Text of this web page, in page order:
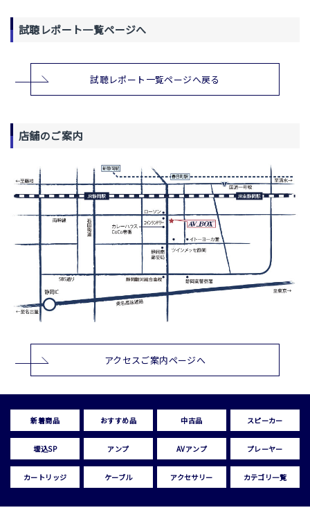
試聴レポート一覧ページへ
試聴レポート一覧ページへ戻る
店舗のご案内
アクセスご案内ページへ
新着商品 おすすめ品 中古品 スピーカー
埋込SP アンプ AVアンプ プレーヤー
カートリッジ ケーブル アクセサリー カテゴリ一覧